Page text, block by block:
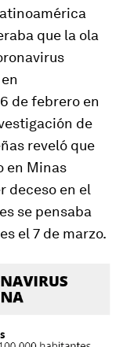
que la ola
de febrero en
de
reveló que
en Minas
deceso en el
se pensaba
el 7 de marzo.